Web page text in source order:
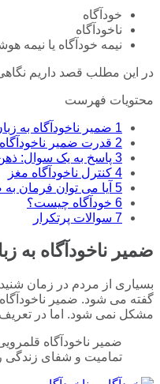
خودآگاه
ناخودآگاه
نیمه خودآگاه یا نیمه
در این مطلب قصد داریم
محتویات فهرست
1 ضمیر ناخودآگاه به زبان ساده و آشنایی با ضمیر نیمه خودآگاه
2 قدرت ضمیر ناخودآگاه چقدر است؟
3 پاسخ به یک سوال: ذهن نیمه هوشیار چیست؟
4 کنترل ناخودآگاه مغز
5 آیا می توان فرمان به ضمير ناخودآگاه داد؟
6 خودآگاه چیست؟
7 سوالات پرتکرار
ضمیر ناخودآگاه به
بسیاری از مردم در زمان
گفته می شود. ضمیر
مشکل نمی شود. اما در تعریف
ضمیر ناخودآگاه
تمامیت و شفای زندگی